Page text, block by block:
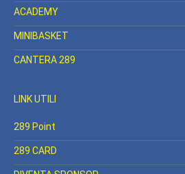
ACADEMY
MINIBASKET
CANTERA 289
LINK UTILI
289 Point
289 CARD